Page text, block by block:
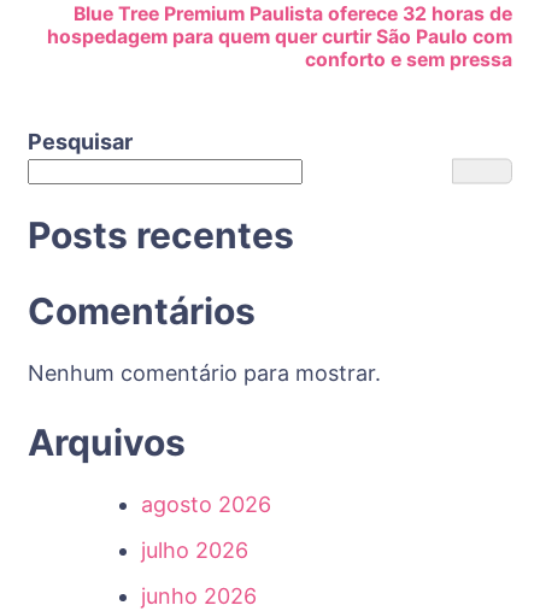
Blue Tree Premium Paulista oferece 32 horas de
hospedagem para quem quer curtir São Paulo com
conforto e sem pressa
Pesquisar
Posts recentes
Comentários
Nenhum comentário para mostrar.
Arquivos
agosto 2026
julho 2026
junho 2026